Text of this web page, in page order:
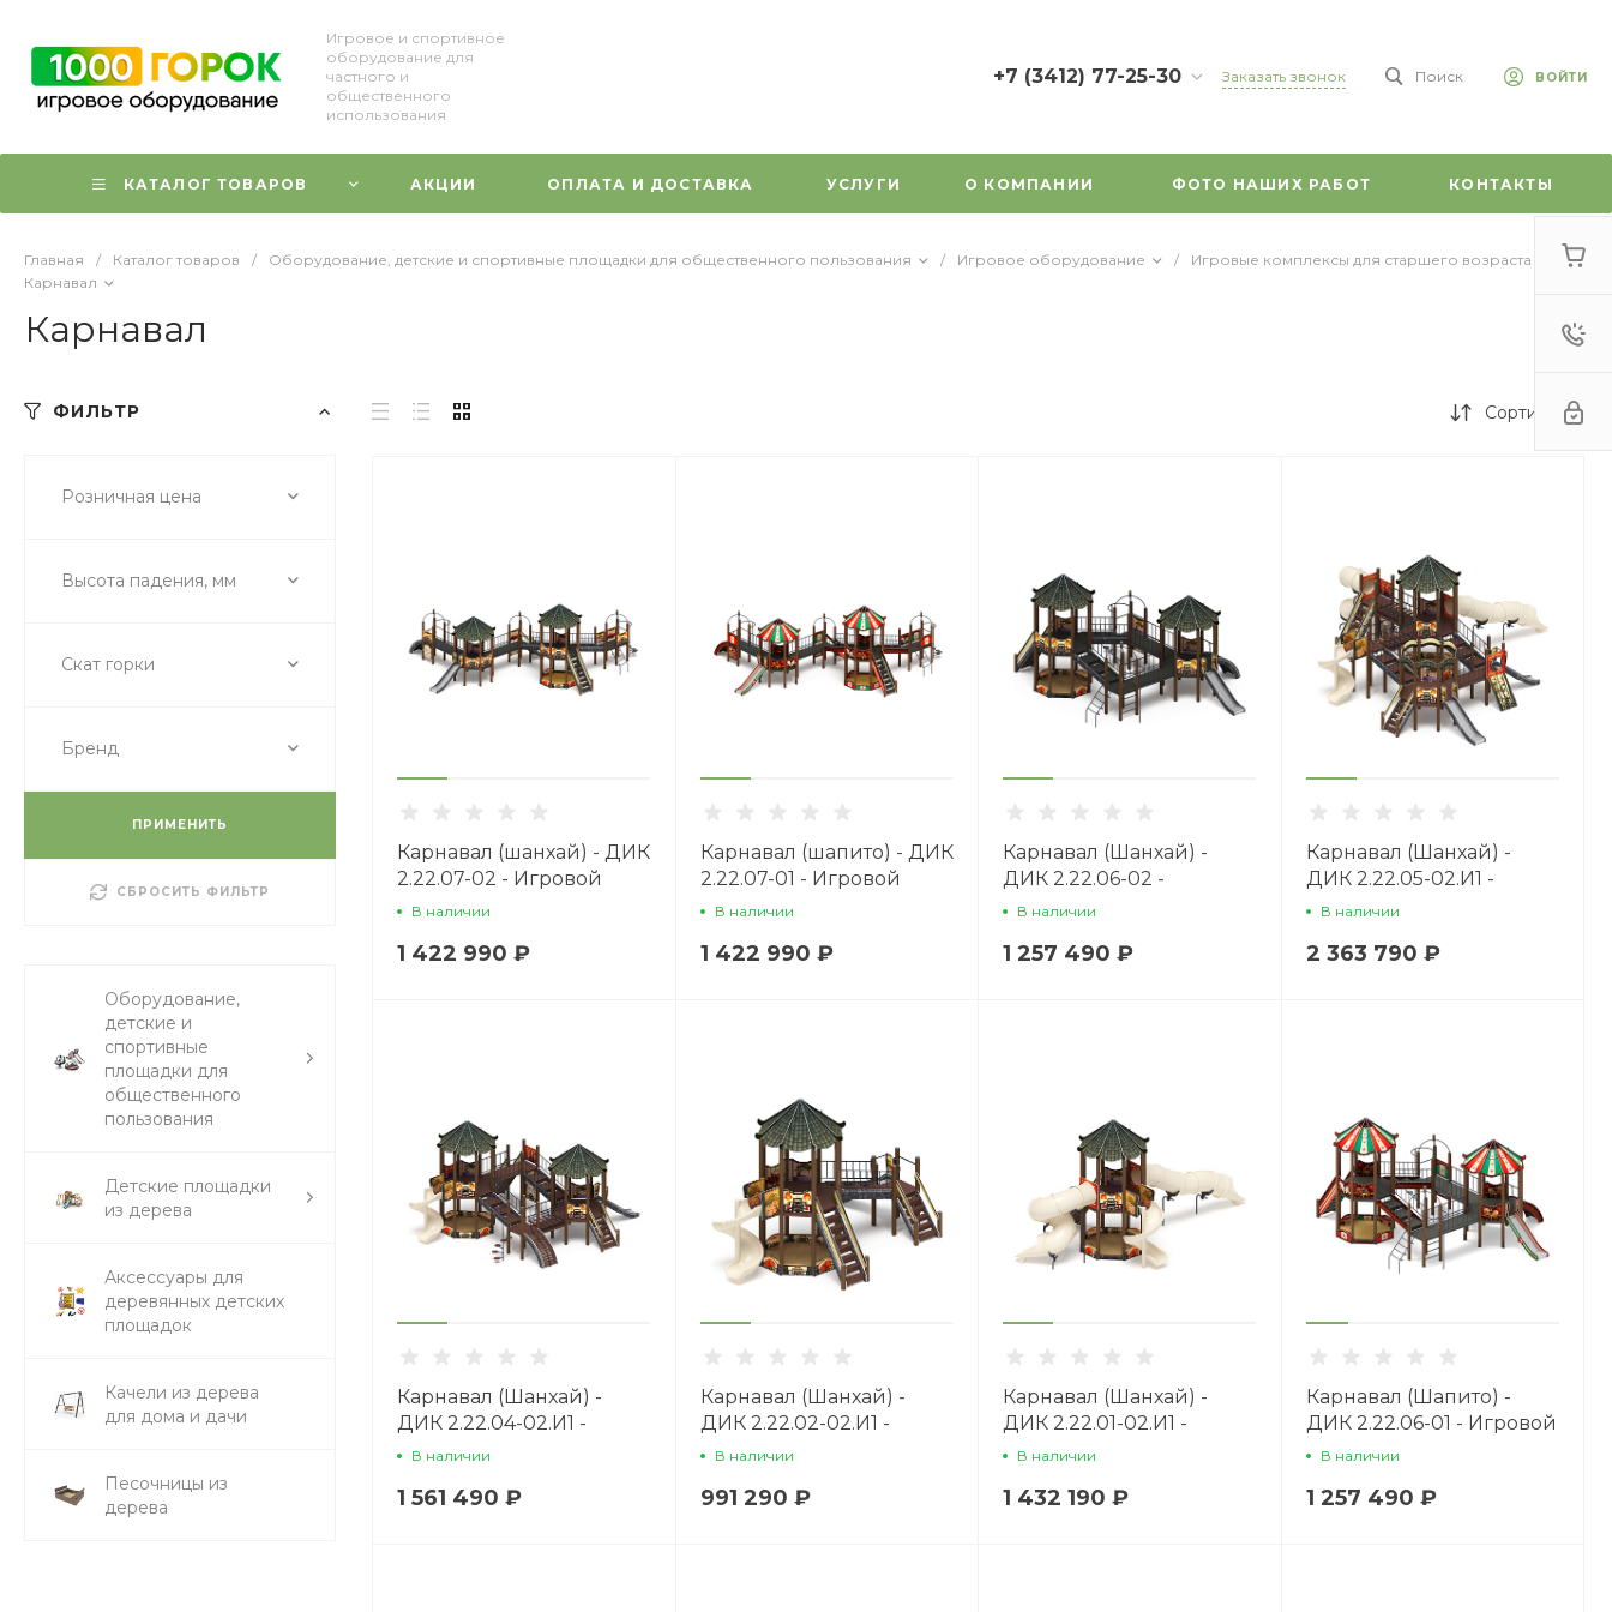
Игровое и спортивное
оборудование для
частного и
общественного
использования
+7 (3412) 77-25-30
г. Ижевск, ул.
Орджоникидзе, д. 45
1000gorok@mail.ru
Заказать звонок Поиск ВОЙТИ
КАТАЛОГ ТОВАРОВ АКЦИИ ОПЛАТА И ДОСТАВКА УСЛУГИ О КОМПАНИИ ФОТО НАШИХ РАБОТ КОНТАКТЫ
Главная / Каталог товаров / Оборудование, детские и спортивные площадки для общественного пользования / Игровое оборудование / Игровые комплексы для старшего возраста
Карнавал
Карнавал
ФИЛЬТР
Розничная цена
Высота падения, мм
Скат горки
Бренд
ПРИМЕНИТЬ
СБРОСИТЬ ФИЛЬТР
Оборудование,
детские и
спортивные
площадки для
общественного
пользования
Детские площадки
из дерева
Аксессуары для
деревянных детских
площадок
Качели из дерева
для дома и дачи
Песочницы из
дерева
Сортировка
Карнавал (шанхай) - ДИК
2.22.07-02 - Игровой
комплекс H=1200
В наличии
1 422 990 ₽
Карнавал (шапито) - ДИК
2.22.07-01 - Игровой
комплекс H=1200
В наличии
1 422 990 ₽
Карнавал (Шанхай) -
ДИК 2.22.06-02 -
Игровой комплекс
В наличии
1 257 490 ₽
Карнавал (Шанхай) -
ДИК 2.22.05-02.И1 -
Игровой комплекс
В наличии
2 363 790 ₽
Карнавал (Шанхай) -
ДИК 2.22.04-02.И1 -
Игровой комплекс
В наличии
1 561 490 ₽
Карнавал (Шанхай) -
ДИК 2.22.02-02.И1 -
Игровой комплекс
В наличии
991 290 ₽
Карнавал (Шанхай) -
ДИК 2.22.01-02.И1 -
Игровой комплекс
В наличии
1 432 190 ₽
Карнавал (Шапито) -
ДИК 2.22.06-01 - Игровой
комплекс H=1200
В наличии
1 257 490 ₽